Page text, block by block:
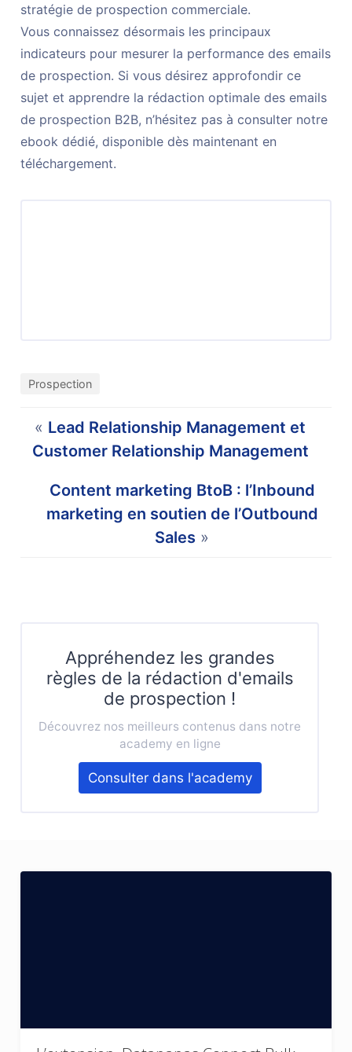
stratégie de prospection commerciale.
Vous connaissez désormais les principaux
indicateurs pour mesurer la performance des emails
de prospection. Si vous désirez approfondir ce
sujet et apprendre la rédaction optimale des emails
de prospection B2B, n’hésitez pas à consulter notre
ebook dédié, disponible dès maintenant en
téléchargement.
Prospection
« Lead Relationship Management et
Customer Relationship Management
Content marketing BtoB : l’Inbound
marketing en soutien de l’Outbound
Sales »
Appréhendez les grandes
règles de la rédaction d'emails
de prospection !
Découvrez nos meilleurs contenus dans notre
academy en ligne
Consulter dans l'academy